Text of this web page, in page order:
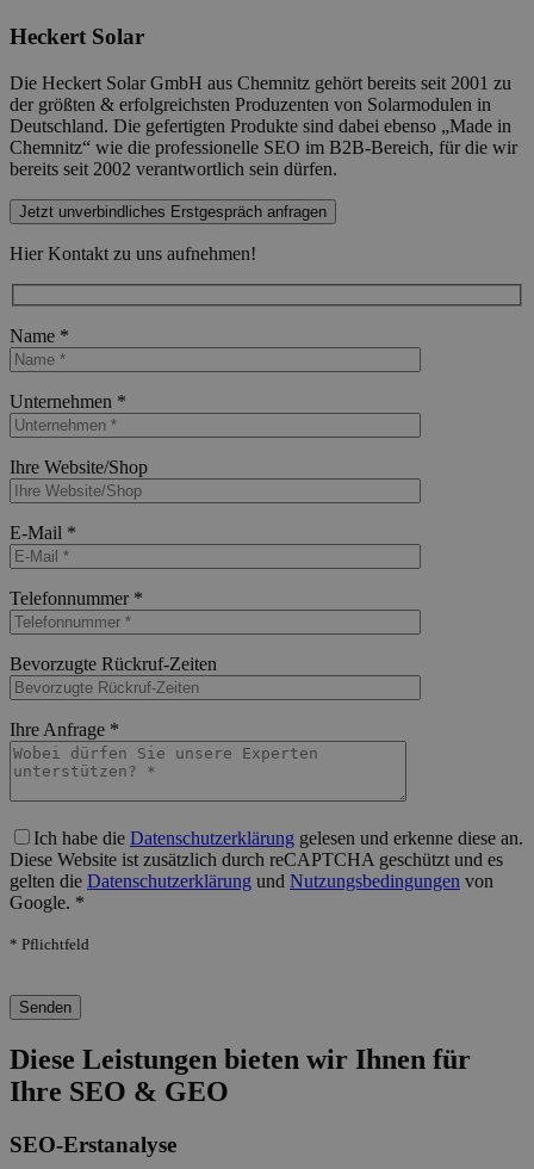
Heckert Solar
Die Heckert Solar GmbH aus Chemnitz gehört bereits seit 2001 zu
der größten & erfolgreichsten Produzenten von Solarmodulen in
Deutschland. Die gefertigten Produkte sind dabei ebenso „Made in
Chemnitz“ wie die professionelle SEO im B2B-Bereich, für die wir
bereits seit 2002 verantwortlich sein dürfen.
Jetzt unverbindliches Erstgespräch anfragen
Hier Kontakt zu uns aufnehmen!
Name *
Unternehmen *
Ihre Website/Shop
E-Mail *
Telefonnummer *
Bevorzugte Rückruf-Zeiten
Ihre Anfrage *
Ich habe die Datenschutzerklärung gelesen und erkenne diese an.
Diese Website ist zusätzlich durch reCAPTCHA geschützt und es
gelten die Datenschutzerklärung und Nutzungsbedingungen von
Google. *
* Pflichtfeld
Diese Leistungen bieten wir Ihnen für
Ihre SEO & GEO
SEO-Erstanalyse